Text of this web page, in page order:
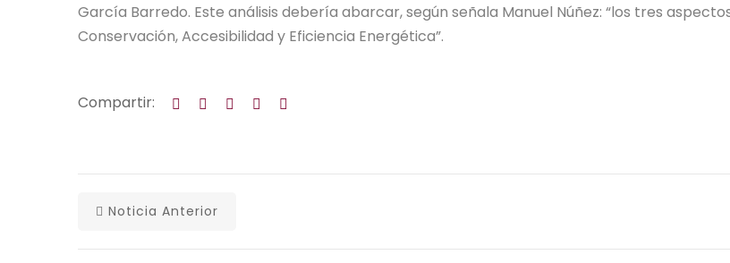
García Barredo. Este análisis debería abarcar, según señala Manuel Núñez: “los tres
Conservación, Accesibilidad y Eficiencia Energética”.
Compartir:
Noticia Anterior